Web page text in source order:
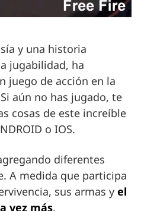
y una historia
jugabilidad, ha
juego de acción en la
aún no has jugado, te
cosas de este increíble
o IOS.
diferentes
A medida que participa
sus armas y el
vez más.